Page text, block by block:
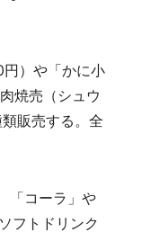
）や「かに小
焼売（シュウ
販売する。全
「コーラ」や
フトドリンク